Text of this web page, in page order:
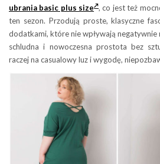
ubrania basic plus size , co jest też
ten sezon. Przodują proste, klasyczne
dodatkami, które nie wpływają negatywnie
schludna i nowoczesna prostota bez
raczej na casualowy luz i wygodę,